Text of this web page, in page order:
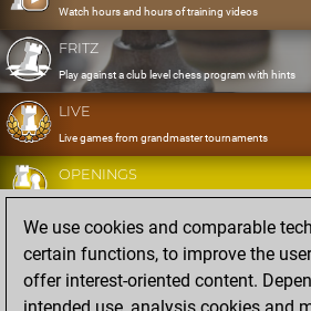
Watch hours and hours of training videos
FRITZ
Play against a club level chess program with hints
LIVE
Live games from grandmaster tournaments
OPENINGS
Develop and exercise your openings
DATABASE
Eight million strong games
MYGAMES
We use cookies and comparable
certain functions, to improve the
offer interest-oriented content.